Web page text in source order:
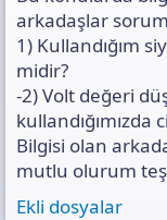
arkadaşlar sorum
1) Kullandığım
midir?
-2) Volt değeri
Bilgisi olan
mutlu olurum
Ekli dosyalar